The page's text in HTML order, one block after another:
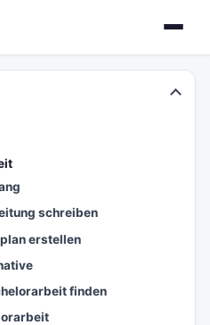
schreiben
erstellen
finden